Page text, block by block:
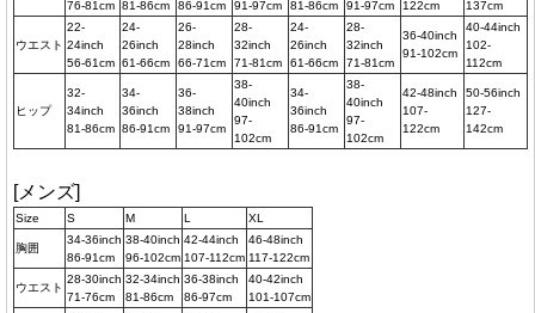
76-81cm 81-86cm
86-91cm
91-97cm
81-86cm
91-97cm
122cm
137cm
ウエスト
22-
24inch
56-61cm
24-
26inch
61-66cm
26-
28inch
66-71cm
28-
32inch
71-81cm
24-
26inch
61-66cm
28-
32inch
71-81cm
36-40inch
91-102cm
40-44inch
102-
112cm
ヒップ
32-
34inch
81-86cm
34-
36inch
86-91cm
36-
38inch
91-97cm
38-
40inch
97-
102cm
34-
36inch
86-91cm
38-
40inch
97-
102cm
42-48inch
107-
122cm
50-56inch
127-
142cm
[メンズ]
Size S M L XL
胸囲
34-36inch
86-91cm
38-40inch
96-102cm
42-44inch
107-112cm
46-48inch
117-122cm
ウエスト
28-30inch
71-76cm
32-34inch
81-86cm
36-38inch
86-97cm
40-42inch
101-107cm